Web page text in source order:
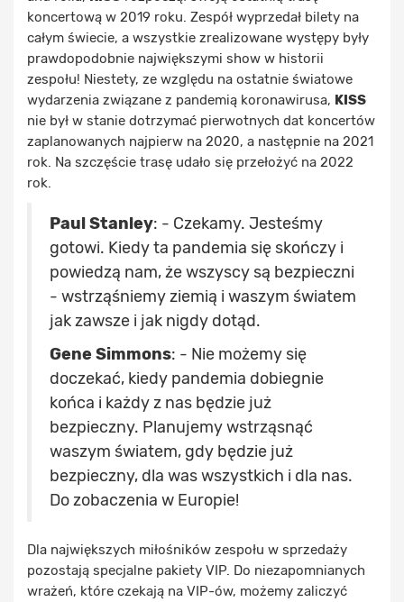
koncertową w 2019 roku. Zespół wyprzedał bilety na
całym świecie, a wszystkie zrealizowane występy były
prawdopodobnie największymi show w historii
zespołu! Niestety, ze względu na ostatnie światowe
wydarzenia związane z pandemią koronawirusa, KISS
nie był w stanie dotrzymać pierwotnych dat koncertów
zaplanowanych najpierw na 2020, a następnie na 2021
rok. Na szczęście trasę udało się przełożyć na 2022
rok.
Paul Stanley: - Czekamy. Jesteśmy
gotowi. Kiedy ta pandemia się skończy i
powiedzą nam, że wszyscy są bezpieczni
- wstrząśniemy ziemią i waszym światem
jak zawsze i jak nigdy dotąd.
Gene Simmons: - Nie możemy się
doczekać, kiedy pandemia dobiegnie
końca i każdy z nas będzie już
bezpieczny. Planujemy wstrząsnąć
waszym światem, gdy będzie już
bezpieczny, dla was wszystkich i dla nas.
Do zobaczenia w Europie!
Dla największych miłośników zespołu w sprzedaży
pozostają specjalne pakiety VIP. Do niezapomnianych
wrażeń, które czekają na VIP-ów, możemy zaliczyć